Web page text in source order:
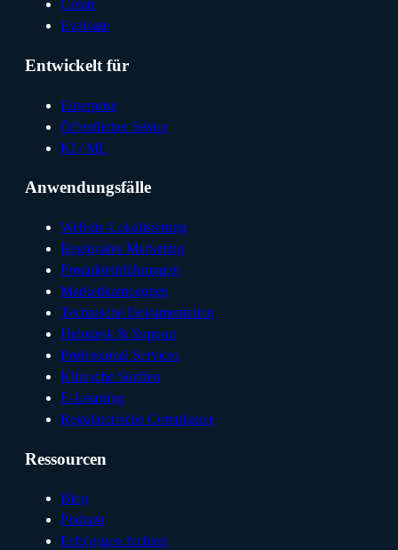
Create
Evaluate
Entwickelt für
Enterprise
Öffentlicher Sektor
KI / ML
Anwendungsfälle
Website-Lokalisierung
Regionales Marketing
Produkteinführungen
Markenkampagnen
Technische Dokumentation
Helpdesk & Support
Professional Services
Klinische Studien
E-Learning
Regulatorische Compliance
Ressourcen
Blog
Podcast
Erfolgsgeschichten